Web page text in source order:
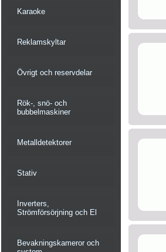
Karaoke
Reklamskyltar
Övrigt och reservdelar
Rök-, snö- och
bubbelmaskiner
Metalldetektorer
Stativ
Inverters,
Strömförsörjning och El
Bevakningskameror och